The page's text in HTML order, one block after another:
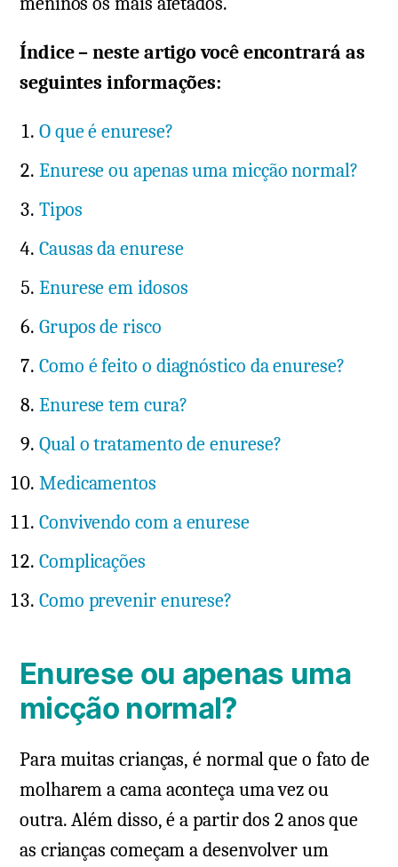
Índice – neste artigo você encontrará as
seguintes informações:
O que é enurese?
Enurese ou apenas uma micção normal?
Tipos
Causas da enurese
Enurese em idosos
Grupos de risco
Como é feito o diagnóstico da enurese?
Enurese tem cura?
Qual o tratamento de enurese?
Medicamentos
Convivendo com a enurese
Complicações
Como prevenir enurese?
Enurese ou apenas uma
micção normal?
Para muitas crianças, é normal que o fato de
molharem a cama aconteça uma vez ou
outra. Além disso, é a partir dos 2 anos que
as crianças começam a desenvolver um